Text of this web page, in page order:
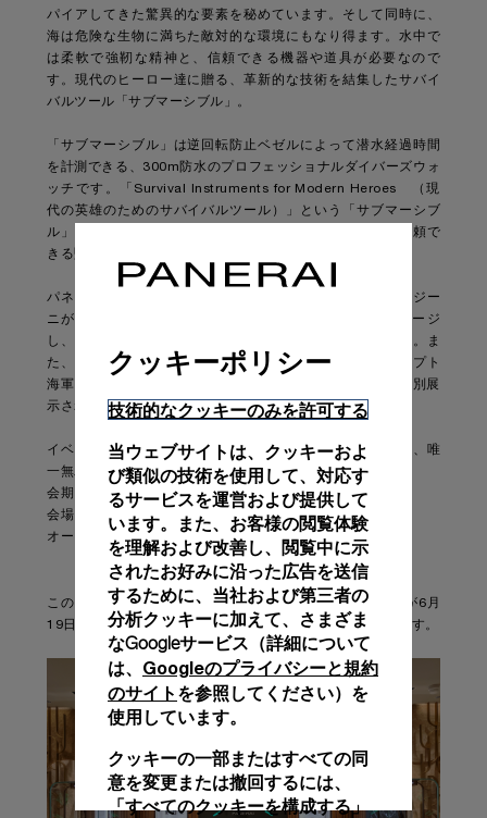
パイアしてきた驚異的な要素を秘めています。そして同時に、
海は危険な生物に満ちた敵対的な環境にもなり得ます。水中で
は柔軟で強靭な精神と、信頼できる機器や道具が必要なので
す。現代のヒーロー達に贈る、革新的な技術を結集したサバイ
バルツール「サブマーシブル」。
「サブマーシブル」は逆回転防止ベゼルによって潜水経過時間
を計測できる、300m防水のプロフェッショナルダイバーズウォ
ッチです。「Survival Instruments for Modern Heroes （現
代の英雄のためのサバイバルツール）」という「サブマーシブ
ル」のコンセプトの通り、海中という過酷な環境下でも信頼で
きる堅牢さと正確さを備えています。
パネライのクリエイティブディレクター、アルバロ・マッジー
ニがデザインした会場は、危険な生物が蠢く深海をイメージ
し、訪れる人にパネライの海の世界を体験させてくれます。ま
た、会場には「サブマーシブル」のルーツとなった、エジプト
海軍のために1956年に製作された「エジツィアーノ」が特別展
示されます。
イベント名： パネライ サブマーシブル ～未来を切り拓く、唯
一無二のデザイン～
会期： 2019年6月26日（水）～7月2日（火）
会場： 伊勢丹新宿店 本館1階=ザ・ステージ
オープニングセレモニー： 6月26日（水）10:00～10:20
このイベントと並行して、 伊勢丹新宿パネライブティック
が6月
19日(水)より伊勢丹新宿本館５階にて新規オープンいたします。
クッキーポリシー
技術的なクッキーのみを許可する
当ウェブサイトは、クッキーおよ
び類似の技術を使用して、対応す
るサービスを運営および提供して
います。また、お客様の閲覧体験
を理解および改善し、閲覧中に示
されたお好みに沿った広告を送信
するために、当社および第三者の
分析クッキーに加えて、さまざま
なGoogleサービス（詳細について
は、 Googleのプライバシーと規約
のサイト を参照してください）を
使用しています。
クッキーの一部またはすべての同
意を変更または撤回するには、
「すべてのクッキーを構成する」